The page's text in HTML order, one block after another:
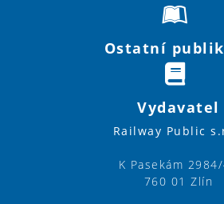
Ostatní
Vydavatel
Railway Public
K Pasekám
760 01 Zlín